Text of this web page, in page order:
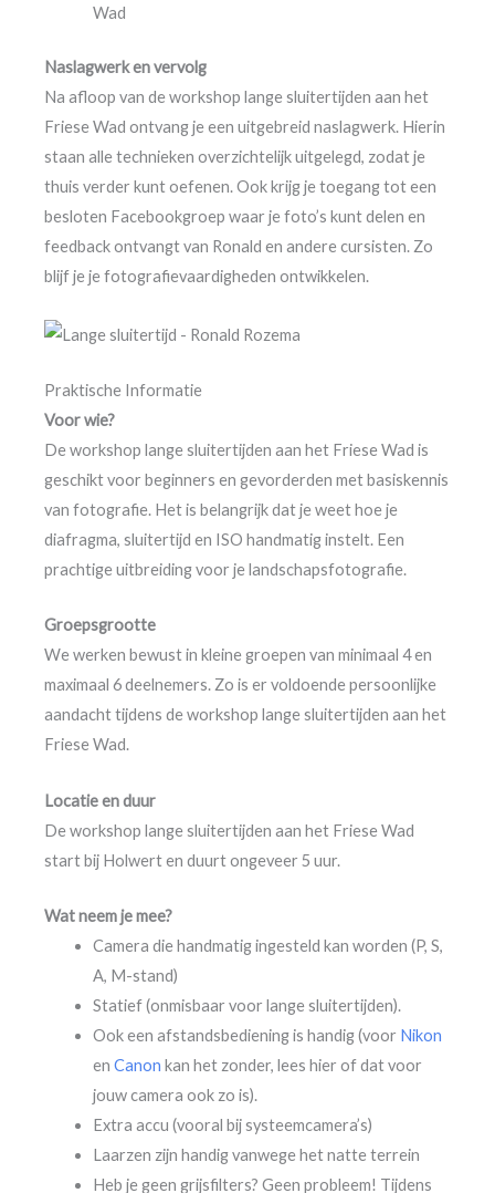
Wad
Naslagwerk en vervolg
Na afloop van de workshop lange sluitertijden aan het
Friese Wad ontvang je een uitgebreid naslagwerk. Hierin
staan alle technieken overzichtelijk uitgelegd, zodat je
thuis verder kunt oefenen. Ook krijg je toegang tot een
besloten Facebookgroep waar je foto’s kunt delen en
feedback ontvangt van Ronald en andere cursisten. Zo
blijf je je fotografievaardigheden ontwikkelen.
Praktische Informatie
Voor wie?
De workshop lange sluitertijden aan het Friese Wad is
geschikt voor beginners en gevorderden met basiskennis
van fotografie. Het is belangrijk dat je weet hoe je
diafragma, sluitertijd en ISO handmatig instelt. Een
prachtige uitbreiding voor je landschapsfotografie.
Groepsgrootte
We werken bewust in kleine groepen van minimaal 4 en
maximaal 6 deelnemers. Zo is er voldoende persoonlijke
aandacht tijdens de workshop lange sluitertijden aan het
Friese Wad.
Locatie en duur
De workshop lange sluitertijden aan het Friese Wad
start bij Holwert en duurt ongeveer 5 uur.
Wat neem je mee?
Camera die handmatig ingesteld kan worden (P, S,
A, M-stand)
Statief (onmisbaar voor lange sluitertijden).
Ook een afstandsbediening is handig (voor Nikon
en Canon kan het zonder, lees hier of dat voor
jouw camera ook zo is).
Extra accu (vooral bij systeemcamera’s)
Laarzen zijn handig vanwege het natte terrein
Heb je geen grijsfilters? Geen probleem! Tijdens